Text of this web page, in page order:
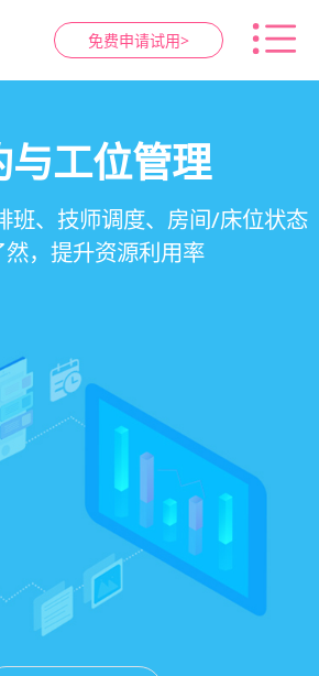
免费申请试用>
生馆管理系统
预约、服务、会员、财务、营
流程数字化管理
营销&锁客
制、精准营销、客户关怀，提
复购率与客单价
与工位管理
班、技师调度、房间/床位状态
然，提升资源利用率
案与效果追踪
务方案执行、效果对比，数据
展示服务价值